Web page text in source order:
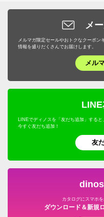
メ
メルマガ限定セールやおトクなクーポン
情報を盛りだくさんでお届けします。
メル
LINEでディノスを「友だち追加」する
今すぐ友だち追加！
友
dinos
カタログにスマホ
ダウンロード＆新規